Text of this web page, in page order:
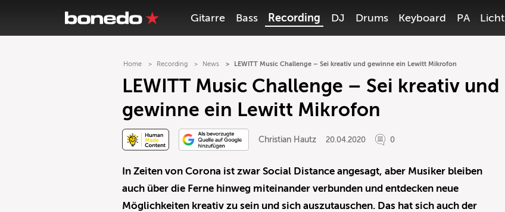
Gitarre Bass Recording DJ Drums Keyboard PA Licht
Home Recording News LEWITT Music Challenge – Sei kreativ und gewinne ein Lewitt Mikrofon
LEWITT Music Challenge – Sei kreativ und
gewinne ein Lewitt Mikrofon
Christian Hautz 20.04.2020 0
In Zeiten von Corona ist zwar Social Distance angesagt, aber Musiker bleiben
auch über die Ferne hinweg miteinander verbunden und entdecken neue
Möglichkeiten kreativ zu sein und sich auszutauschen. Das hat sich auch der